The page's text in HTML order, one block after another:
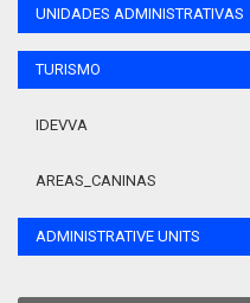
UNIDADES ADMINISTRATIVAS
TURISMO
IDEVVA
AREAS_CANINAS
ADMINISTRATIVE UNITS